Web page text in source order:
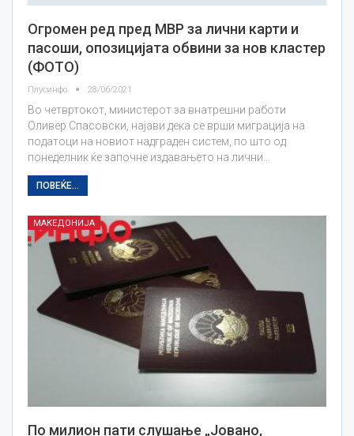
Огромен ред пред МВР за лични карти и
пасоши, опозицијата обвини за нов кластер
(ФОТО)
Плусинфо 28/06/2021
Во четвртокот, министерот за внатрешни работи
Оливер Спасовски, најави дека се врши миграција на
податоци на новиот надграден систем, по што од
понеделник ќе започне издавањето на лични…
ПОВЕЌЕ...
МАКЕДОНИЈА
По милион пати слушање „Јовано,